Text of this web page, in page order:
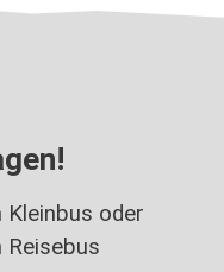
Kleinbus oder